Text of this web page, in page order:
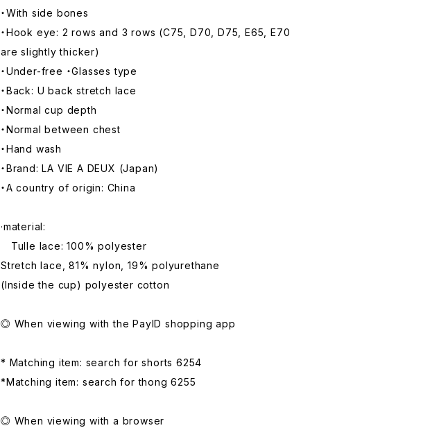
・With side bones
・Hook eye: 2 rows and 3 rows (C75, D70, D75, E65, E70
are slightly thicker)
・Under-free ・Glasses type
・Back: U back stretch lace
・Normal cup depth
・Normal between chest
・Hand wash
・Brand: LA VIE A DEUX (Japan)
・A country of origin: China
·material:
Tulle lace: 100% polyester
Stretch lace, 81% nylon, 19% polyurethane
(Inside the cup) polyester cotton
◎ When viewing with the PayID shopping app
* Matching item: search for shorts 6254
*Matching item: search for thong 6255
◎ When viewing with a browser